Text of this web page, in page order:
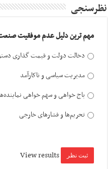
نظرسنجی
مهم ترین دلیل عدم موفقیت
دخالت دولت و قیمت گذاری
مدیریت سیاسی و ناکارآمد
باج خواهی و سهم خواهی
تحریم‌ها و فشارهای خارجی
View results